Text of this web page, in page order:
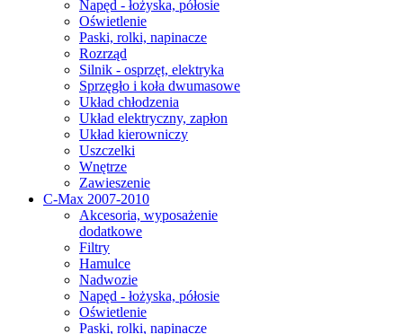
Napęd - łożyska, półosie
Oświetlenie
Paski, rolki, napinacze
Rozrząd
Silnik - osprzęt, elektryka
Sprzęgło i koła dwumasowe
Układ chłodzenia
Układ elektryczny, zapłon
Układ kierowniczy
Uszczelki
Wnętrze
Zawieszenie
C-Max 2007-2010
Akcesoria, wyposażenie
dodatkowe
Filtry
Hamulce
Nadwozie
Napęd - łożyska, półosie
Oświetlenie
Paski, rolki, napinacze